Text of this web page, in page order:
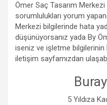
Ömer Saç Tasarım Merkezi
sorumlulukları yorum
Merkezi bilgilerinde hata
düşünüyorsanız yada By
iseniz ve işletme bilgilerinin
iletişim sayfamızdan
5 Yıldıza